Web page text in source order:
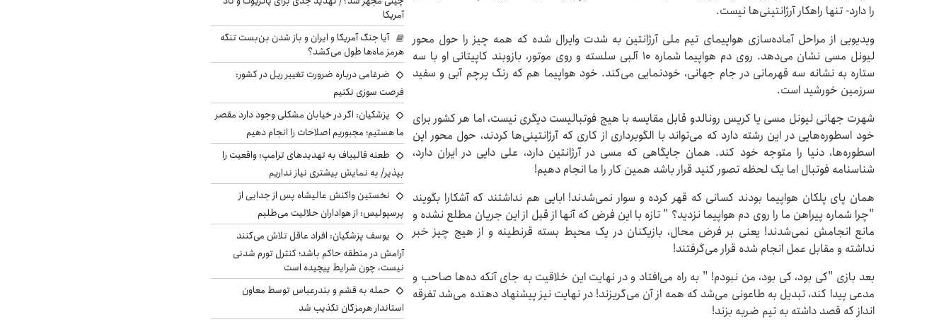
را دارد- تنها راهکار آرژانتینی‌ها نیست.
ویدیویی از مراحل آماده‌سازی هواپیمای تیم ملی آرژانتین به شدت وایرال شده که همه چیز را حول محور
لیونل مسی نشان می‌دهد. روی دم هواپیما شماره ۱۰ آلبی سلسته و روی موتور، بازوبند کاپیتانی او با سه
ستاره به نشانه سه قهرمانی در جام جهانی، خودنمایی می‌کند. خود هواپیما هم که رنگ پرچم آبی و سفید
سرزمین خورشید است.
شهرت جهانی لیونل مسی یا کریس رونالدو قابل مقایسه با هیچ فوتبالیست دیگری نیست، اما هر کشور برای
خود اسطوره‌هایی در این رشته دارد که می‌تواند با الگوبرداری از کاری که آرژانتینی‌ها کردند، حول محور این
اسطوره‌ها، دنیا را متوجه خود کند. همان جایگاهی که مسی در آرژانتین دارد، علی دایی در ایران دارد،
شناسنامه فوتبال اما یک لحظه تصور کنید قرار باشد همین کار را ما انجام دهیم!
همان پای پلکان هواپیما بودند کسانی که قهر کرده و سوار نمی‌شدند! ابایی هم نداشتند که آشکارا بگویند
"چرا شماره پیراهن ما را روی دم هواپیما نزدید؟ " تازه با این فرض که آنها از قبل از این جریان مطلع نشده و
مانع انجامش نمی‌شدند! یعنی بر فرض محال، بازیکنان در یک محیط بسته قرنطینه و از هیچ چیز خبر
نداشته و مقابل عمل انجام شده قرار می‌گرفتند!
بعد بازی "کی بود، کی بود، من نبودم! " به راه می‌افتاد و در نهایت این خلاقیت به جای آنکه ده‌ها صاحب و
مدعی پیدا کند، تبدیل به طاعونی می‌شد که همه از آن می‌گریزند! در نهایت نیز پیشنهاد دهنده می‌شد تفرقه
انداز که قصد داشته به تیم ضربه بزند!
آمریکا
آیا جنگ آمریکا و ایران و باز شدن بن‌بست تنگه
هرمز ماه‌ها طول می‌کشد؟
ضرغامی درباره ضرورت تغییر ریل در کشور:
فرصت سوزی نکنیم
پزشکیان: اگر در خیابان مشکلی وجود دارد مقصر
ما هستیم؛ مجبوریم اصلاحات را انجام دهیم
طعنه قالیباف به تهدیدهای ترامپ: واقعیت را
بپذیر/ به نمایش بیشتری نیاز نداریم
نخستین واکنش عالیشاه پس از جدایی از
پرسپولیس: از هواداران حلالیت می‌طلبم
یوسف پزشکیان: افراد عاقل تلاش می‌کنند
آرامش در منطقه حاکم باشد؛ کنترل تورم شدنی
نیست، چون شرایط پیچیده است
حمله به قشم و بندرعباس توسط معاون
استاندار هرمزگان تکذیب شد